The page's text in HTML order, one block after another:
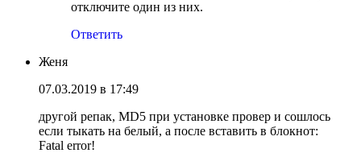
отключите один из них.
Ответить
Женя
07.03.2019 в 17:49
другой репак, MD5 при установке провер и сошлось
если тыкать на белый, а после вставить в блокнот:
Fatal error!